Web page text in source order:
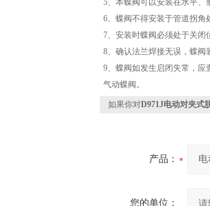
5、本蝶阀可以安装在水平、
6、蝶阀不得安装于管道拐角
7、安装时蝶阀必须处于关闭
8、确认法兰焊接无误，蝶
9、蝶阀如发生启闭失常，
气动蝶阀。
如果你对D971J电动对夹式
产品：
您的单位：